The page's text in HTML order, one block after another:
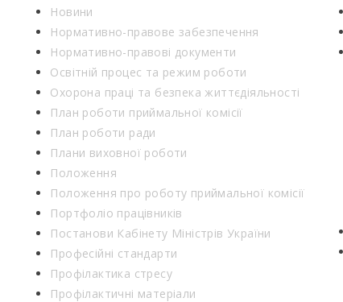
Новини
Нормативно-правове забезпечення
Нормативно-правові документи
Освітній процес та режим роботи
Охорона праці та безпека життєдіяльності
План роботи приймальної комісії
План роботи ради
Плани виховної роботи
Положення
Положення про роботу приймальної комісії
Портфоліо працівників
Постанови Кабінету Міністрів України
Професійні стандарти
Профілактика стресу
Профілактичні матеріали